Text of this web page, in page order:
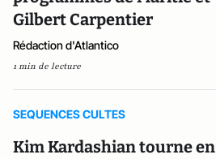
Gilbert Carpentier
Rédaction d'Atlantico
1 min de lecture
SEQUENCES CULTES
Kim Kardashian tourne en